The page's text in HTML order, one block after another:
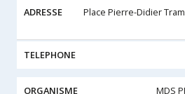
Place Pierre-Didier
MDS